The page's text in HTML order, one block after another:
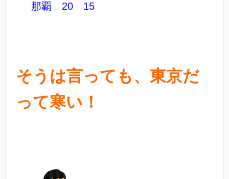
那覇 20 15
そうは言っても、東京だ
って寒い！